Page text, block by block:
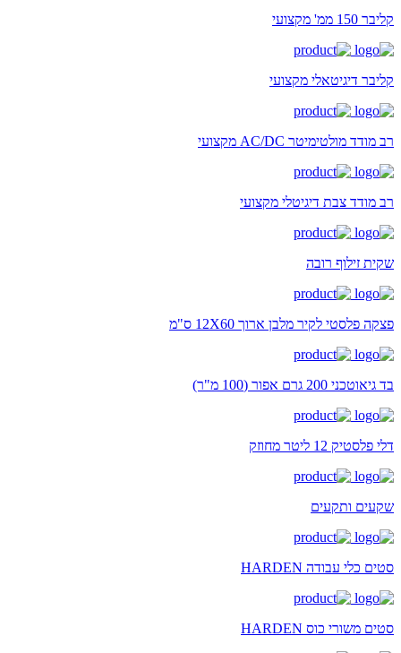
קליבר 150 ממ' מקצועי
קליבר דיגיטאלי מקצועי
רב מודד מולטימיטר AC/DC מקצועי
רב מודד צבת דיגיטלי מקצועי
שקית זילוף רובה
פצקה פלסטי לקיר מלבן ארוך 12X60 ס"מ
בד גיאוטכני 200 גרם אפור (100 מ"ר)
דלי פלסטיק 12 ליטר מחוזק
שקעים ותקעים
סטים כלי עבודה HARDEN
סטים משורי כוס HARDEN